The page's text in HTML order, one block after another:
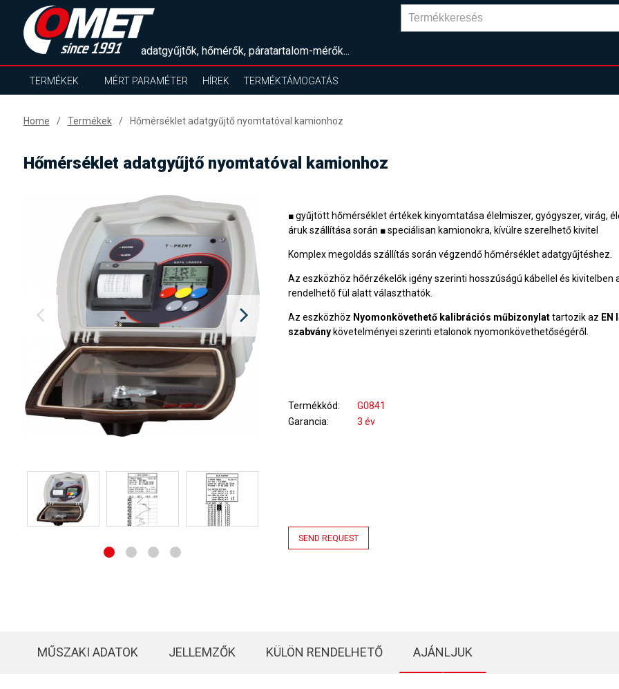
adatgyűjtők, hőmérők, páratartalom-mérők...
TERMÉKEK MÉRT PARAMÉTER HÍREK TERMÉKTÁMOGATÁS
Home Termékek Hőmérséklet adatgyűjtő nyomtatóval kamionhoz
Hőmérséklet adatgyűjtő nyomtatóval kamionhoz
■ gyűjtött hőmérséklet értékek kinyomtatása élelmiszer, gyógyszer, virág,
áruk szállítása során ■ speciálisan kamionokra, kívülre szerelhető kivitel
Komplex megoldás szállítás során végzendő hőmérséklet adatgyűjtéshez.
Az eszközhöz hőérzékelők igény szerinti hosszúságú kábellel és kivitelben
rendelhető fül alatt választhatók.
Az eszközhöz Nyomonkövethető kalibrációs műbizonylattartozik az EN
szabvány követelményei szerinti etalonok nyomonkövethetőségéről.
Termékkód
G0841
Garancia
3 év
SEND REQUEST
MŰSZAKI ADATOK JELLEMZŐK KÜLÖN RENDELHETŐ AJÁNLJUK